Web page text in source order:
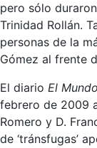
pero sólo
Trinidad Rollán.
personas de la
Gómez al frente
El diario El Mundo
febrero de 2009
Romero y D.
de ‘tránsfugas’